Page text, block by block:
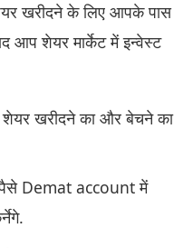
खरीदने के लिए आपके पास
आप शेयर मार्केट में इन्वेस्ट
खरीदने का और बेचने का
Demat account में